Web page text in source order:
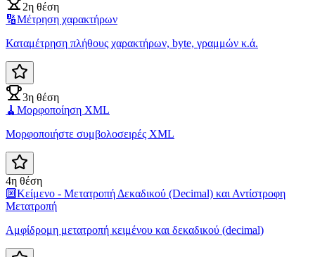
2η θέση
🔢Μέτρηση χαρακτήρων
Καταμέτρηση πλήθους χαρακτήρων, byte, γραμμών κ.ά.
3η θέση
🧹 Μορφοποίηση XML
Μορφοποιήστε συμβολοσειρές XML
4η θέση
🔟Κείμενο - Μετατροπή Δεκαδικού (Decimal) και Αντίστροφη
Μετατροπή
Αμφίδρομη μετατροπή κειμένου και δεκαδικού (decimal)